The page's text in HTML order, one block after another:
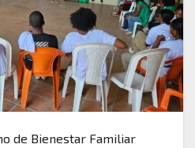
de Bienestar Familiar